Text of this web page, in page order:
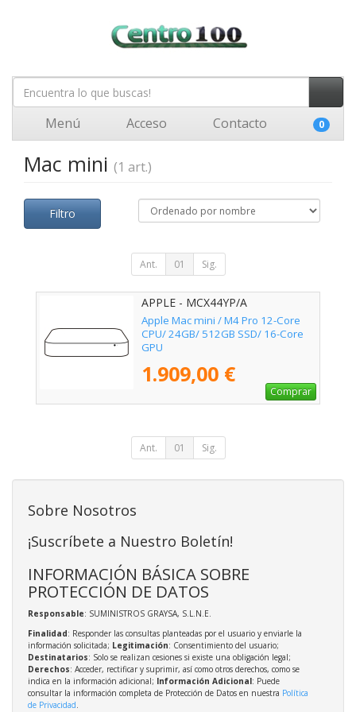
Menú Acceso Contacto 0
Mac mini (1 art.)
Filtro
Ant. 01 Sig.
APPLE - MCX44YP/A
Apple Mac mini / M4 Pro 12-Core
CPU/ 24GB/ 512GB SSD/ 16-Core
GPU
1.909,00 €
Comprar
Ant. 01 Sig.
Sobre Nosotros
¡Suscríbete a Nuestro Boletín!
INFORMACIÓN BÁSICA SOBRE
PROTECCIÓN DE DATOS
Responsable: SUMINISTROS GRAYSA, S.L.N.E.
Finalidad: Responder las consultas planteadas por el usuario y enviarle la
información solicitada; Legitimación: Consentimiento del usuario;
Destinatarios: Solo se realizan cesiones si existe una obligación legal;
Derechos: Acceder, rectificar y suprimir, así como otros derechos, como se
indica en la información adicional; Información Adicional: Puede
consultar la información completa de Protección de Datos en nuestra Política
de Privacidad.